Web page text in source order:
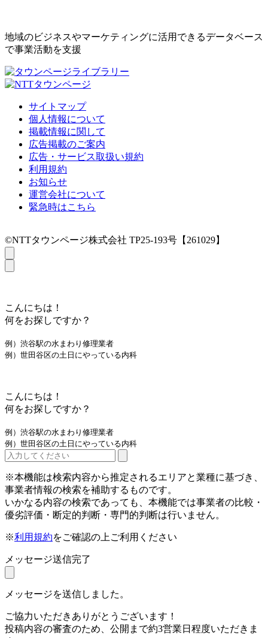
地域のビジネスやマーケティングに活用できるデータベース
で事業活動を支援
サイトマップ
個人情報について
掲載情報に関して
広告掲載のご案内
広告・サービス取扱い規約
利用規約
お知らせ
運営会社について
緊急時はこちら
©NTTタウンページ株式会社 TP25-193号【261029】
こんにちは！
何をお探しですか？
例）渋谷駅の水まわり修理業者
例）世田谷区の土日にやっている内科
こんにちは！
何をお探しですか？
例）渋谷駅の水まわり修理業者
例）世田谷区の土日にやっている内科
※本機能は検索内容から推定されるエリアと業種に基づき、
事業者情報の検索を補助するものです。
いかなる内容の検索であっても、本機能では事業者の比較・
優劣評価・断定的判断・専門的判断は行いません。
※利用規約をご確認の上ご利用ください
メッセージ送信完了
メッセージを送信しました。
ご協力いただきありがとうございます！
投稿内容の審査のため、公開まで約3営業日程度いただきま